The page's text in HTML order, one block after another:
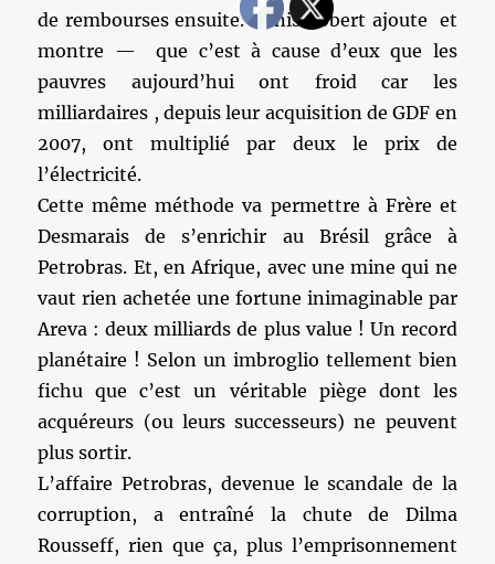
de rembourses ensuite. Denis Robert ajoute et
montre — que c’est à cause d’eux que les
pauvres aujourd’hui ont froid car les
milliardaires , depuis leur acquisition de GDF en
2007, ont multiplié par deux le prix de
l’électricité.
Cette même méthode va permettre à Frère et
Desmarais de s’enrichir au Brésil grâce à
Petrobras. Et, en Afrique, avec une mine qui ne
vaut rien achetée une fortune inimaginable par
Areva : deux milliards de plus value ! Un record
planétaire ! Selon un imbroglio tellement bien
fichu que c’est un véritable piège dont les
acquéreurs (ou leurs successeurs) ne peuvent
plus sortir.
L’affaire Petrobras, devenue le scandale de la
corruption, a entraîné la chute de Dilma
Rousseff, rien que ça, plus l’emprisonnement